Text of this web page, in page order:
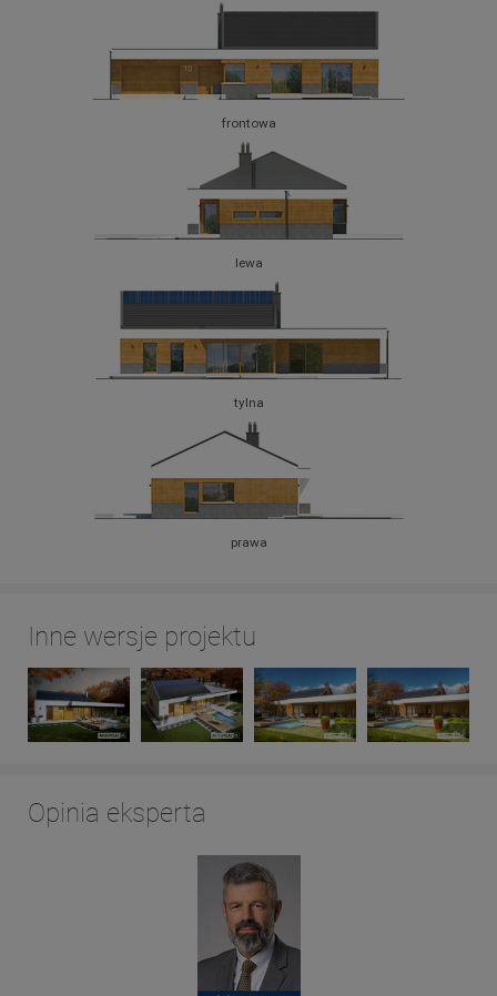
frontowa
lewa
tylna
prawa
Inne wersje projektu
Opinia eksperta